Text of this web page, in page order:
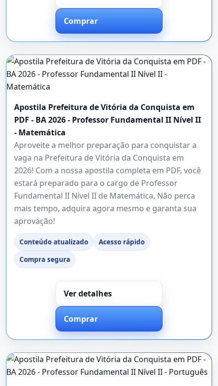
Comprar
Apostila Prefeitura de Vitória da Conquista em
PDF - BA 2026 - Professor Fundamental II Nível II
- Matemática
Aproveite a melhor preparação para conquistar a
vaga na Prefeitura de Vitória da Conquista em
2026! Com a nossa apostila completa em PDF, você
estará preparado para o cargo de Professor
Fundamental II Nível II de Matemática. Não perca
mais tempo, adquira agora mesmo e garanta sua
aprovação!
Conteúdo atualizado
Acesso rápido
Compra segura
Ver detalhes
Comprar